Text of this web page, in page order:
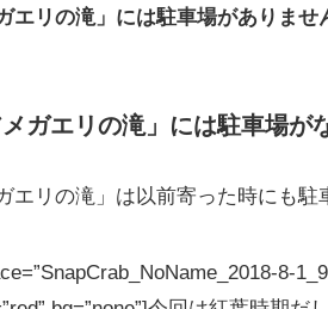
エリの滝」には駐車場がありませ
メガエリの滝」には駐車場
エリの滝」は以前寄った時にも駐
8-